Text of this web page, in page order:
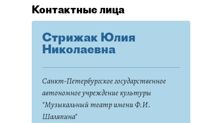
Контактные лица
Стрижак Юлия
Николаевна
Санкт-Петербургское государственное
автономное учреждение культуры
"Музыкальный театр имени Ф.И.
Шаляпина"